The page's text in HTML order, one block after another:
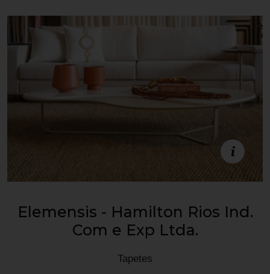
Estande C13
Elemensis - Hamilton Rios Ind.
Com e Exp Ltda.
Tapetes